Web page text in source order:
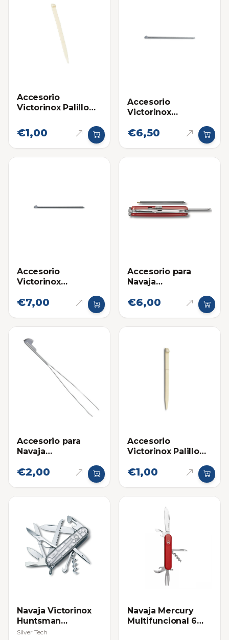
Accesorio
Victorinox Palillo
Grande para
Navajas
€1,00
Accesorio
Victorinox
para Navaja
€6,50
Accesorio
Victorinox
Grande para Navaja
€7,00
Accesorio para
Navaja
Bolígrafo Corto
€6,00
Accesorio para
Navaja
Pinza Victorinox
€2,00
Accesorio
Victorinox Palillo
Pequeño para
€1,00
Navaja Victorinox
Huntsman
Multifuncional
Silver Tech
Navaja Mercury
Multifuncional 6